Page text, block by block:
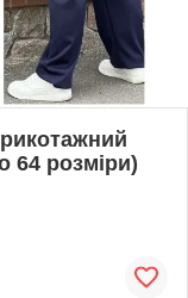
64 розміри)